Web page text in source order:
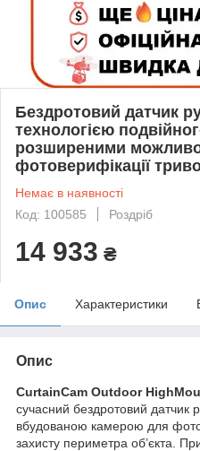
Бездротовий датчик
технологією
розширеними
фотоверифікації
Немає в наявності
Код: 100585
Роздріб
14 933 ₴
Опис Характеристики
Опис
CurtainCam Outdoor
сучасний бездротовий датчик
вбудованою камерою для
захисту периметра об’єкта.